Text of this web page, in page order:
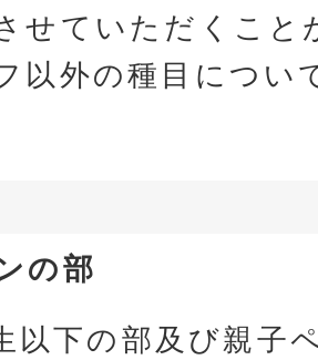
せていただくこと
以外の種目につい
の部
以下の部及び親子